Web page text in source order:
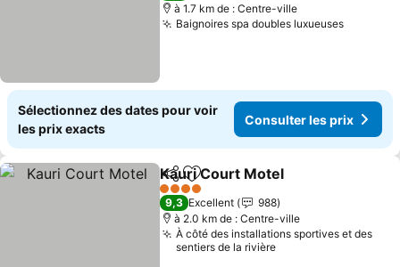
à 1.7 km de : Centre-ville
Baignoires spa doubles luxueuses
Sélectionnez des dates pour voir
les prix exacts
Consulter les prix
PartagerAjouter à mes favoris
Kauri Court Motel
4 Étoiles
9,3 Excellent
988
à 2.0 km de : Centre-ville
À côté des installations sportives et des
sentiers de la rivière